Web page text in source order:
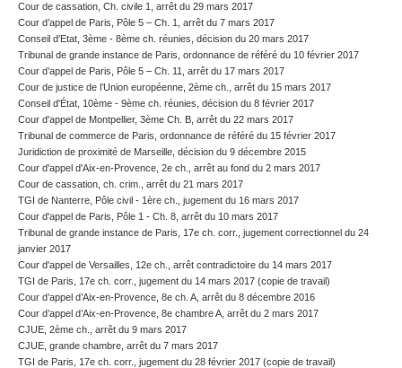
Cour de cassation, Ch. civile 1, arrêt du 29 mars 2017
Cour d’appel de Paris, Pôle 5 – Ch. 1, arrêt du 7 mars 2017
Conseil d'Etat, 3ème - 8ème ch. réunies, décision du 20 mars 2017
Tribunal de grande instance de Paris, ordonnance de référé du 10 février 2017
Cour d’appel de Paris, Pôle 5 – Ch. 11, arrêt du 17 mars 2017
Cour de justice de l’Union européenne, 2ème ch., arrêt du 15 mars 2017
Conseil d'État, 10ème - 9ème ch. réunies, décision du 8 février 2017
Cour d'appel de Montpellier, 3ème Ch. B, arrêt du 22 mars 2017
Tribunal de commerce de Paris, ordonnance de référé du 15 février 2017
Juridiction de proximité de Marseille, décision du 9 décembre 2015
Cour d'appel d'Aix-en-Provence, 2e ch., arrêt au fond du 2 mars 2017
Cour de cassation, ch. crim., arrêt du 21 mars 2017
TGI de Nanterre, Pôle civil - 1ère ch., jugement du 16 mars 2017
Cour d'appel de Paris, Pôle 1 - Ch. 8, arrêt du 10 mars 2017
Tribunal de grande instance de Paris, 17e ch. corr., jugement correctionnel du 24
janvier 2017
Cour d'appel de Versailles, 12e ch., arrêt contradictoire du 14 mars 2017
TGI de Paris, 17e ch. corr., jugement du 14 mars 2017 (copie de travail)
Cour d’appel d’Aix-en-Provence, 8e ch. A, arrêt du 8 décembre 2016
Cour d’appel d’Aix-en-Provence, 8e chambre A, arrêt du 2 mars 2017
CJUE, 2ème ch., arrêt du 9 mars 2017
CJUE, grande chambre, arrêt du 7 mars 2017
TGI de Paris, 17e ch. corr., jugement du 28 février 2017 (copie de travail)